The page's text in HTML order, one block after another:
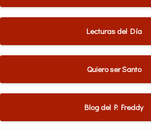
Lecturas del Día
Quiero ser Santo
Blog del P. Freddy